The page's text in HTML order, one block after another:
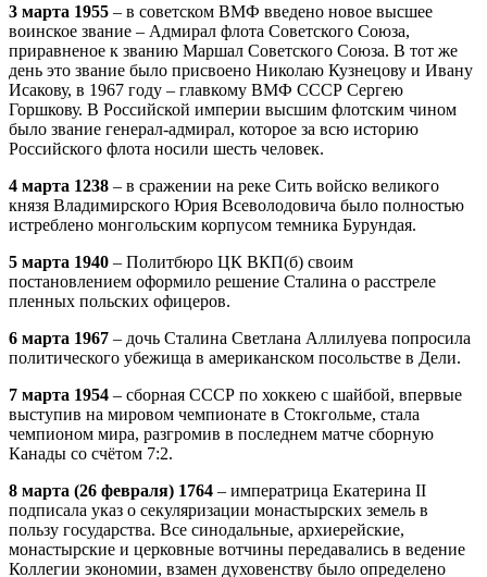
3 марта 1955 – в советском ВМФ введено новое высшее
воинское звание – Адмирал флота Советского Союза,
приравненое к званию Маршал Советского Союза. В тот же
день это звание было присвоено Николаю Кузнецову и Ивану
Исакову, в 1967 году – главкому ВМФ СССР Сергею
Горшкову. В Российской империи высшим флотским чином
было звание генерал-адмирал, которое за всю историю
Российского флота носили шесть человек.
4 марта 1238 – в сражении на реке Сить войско великого
князя Владимирского Юрия Всеволодовича было полностью
истреблено монгольским корпусом темника Бурундая.
5 марта 1940 – Политбюро ЦК ВКП(б) своим
постановлением оформило решение Сталина о расстреле
пленных польских офицеров.
6 марта 1967 – дочь Сталина Светлана Аллилуева попросила
политического убежища в американском посольстве в Дели.
7 марта 1954 – сборная СССР по хоккею с шайбой, впервые
выступив на мировом чемпионате в Стокгольме, стала
чемпионом мира, разгромив в последнем матче сборную
Канады со счётом 7:2.
8 марта (26 февраля) 1764 – императрица Екатерина II
подписала указ о секуляризации монастырских земель в
пользу государства. Все синодальные, архиерейские,
монастырские и церковные вотчины передавались в ведение
Коллегии экономии, взамен духовенству было определено